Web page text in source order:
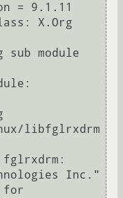
= 9.1.11
X.Org
module
libfglrxdrm
Inc."
for